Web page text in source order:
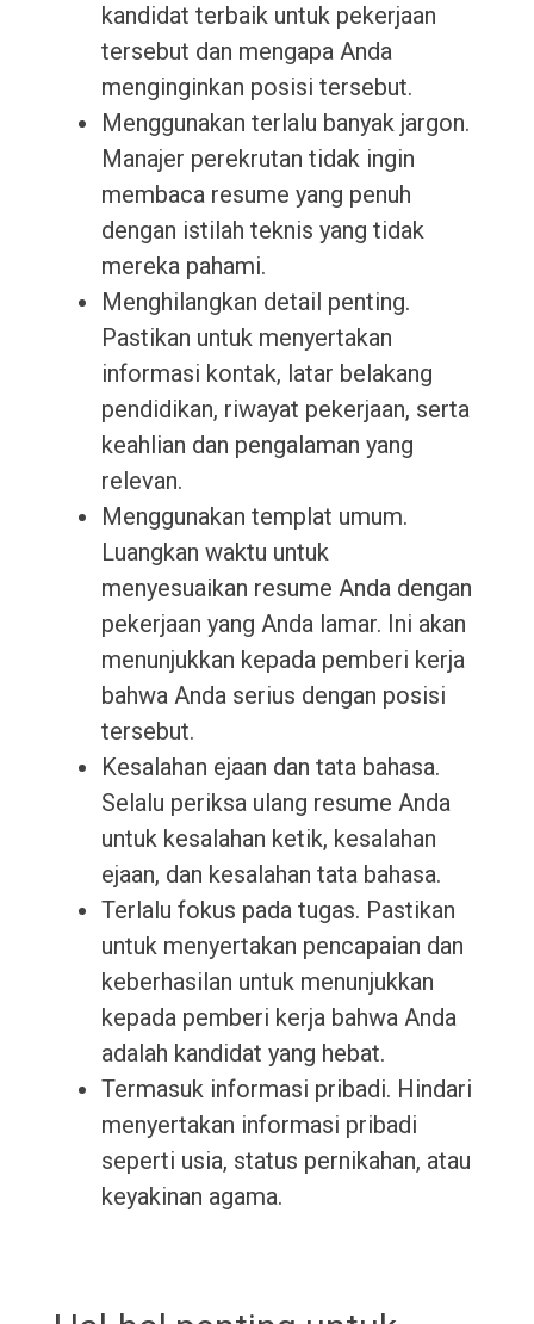
kandidat terbaik untuk pekerjaan
tersebut dan mengapa Anda
menginginkan posisi tersebut.
Menggunakan terlalu banyak jargon.
Manajer perekrutan tidak ingin
membaca resume yang penuh
dengan istilah teknis yang tidak
mereka pahami.
Menghilangkan detail penting.
Pastikan untuk menyertakan
informasi kontak, latar belakang
pendidikan, riwayat pekerjaan, serta
keahlian dan pengalaman yang
relevan.
Menggunakan templat umum.
Luangkan waktu untuk
menyesuaikan resume Anda dengan
pekerjaan yang Anda lamar. Ini akan
menunjukkan kepada pemberi kerja
bahwa Anda serius dengan posisi
tersebut.
Kesalahan ejaan dan tata bahasa.
Selalu periksa ulang resume Anda
untuk kesalahan ketik, kesalahan
ejaan, dan kesalahan tata bahasa.
Terlalu fokus pada tugas. Pastikan
untuk menyertakan pencapaian dan
keberhasilan untuk menunjukkan
kepada pemberi kerja bahwa Anda
adalah kandidat yang hebat.
Termasuk informasi pribadi. Hindari
menyertakan informasi pribadi
seperti usia, status pernikahan, atau
keyakinan agama.